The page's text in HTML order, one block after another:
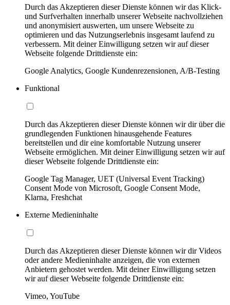
Durch das Akzeptieren dieser Dienste können wir das Klick-
und Surfverhalten innerhalb unserer Webseite nachvollziehen
und anonymisiert auswerten, um unsere Webseite zu
optimieren und das Nutzungserlebnis insgesamt laufend zu
verbessern. Mit deiner Einwilligung setzen wir auf dieser
Webseite folgende Drittdienste ein:
Google Analytics, Google Kundenrezensionen, A/B-Testing
Funktional
Durch das Akzeptieren dieser Dienste können wir dir über die
grundlegenden Funktionen hinausgehende Features
bereitstellen und dir eine komfortable Nutzung unserer
Webseite ermöglichen. Mit deiner Einwilligung setzen wir auf
dieser Webseite folgende Drittdienste ein:
Google Tag Manager, UET (Universal Event Tracking)
Consent Mode von Microsoft, Google Consent Mode,
Klarna, Freshchat
Externe Medieninhalte
Durch das Akzeptieren dieser Dienste können wir dir Videos
oder andere Medieninhalte anzeigen, die von externen
Anbietern gehostet werden. Mit deiner Einwilligung setzen
wir auf dieser Webseite folgende Drittdienste ein:
Vimeo, YouTube